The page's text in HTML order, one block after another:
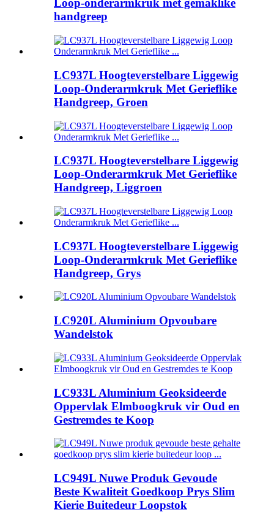
Loop-onderarmkruk met gemaklike
handgreep
LC937L Hoogteverstelbare Liggewig
Loop-Onderarmkruk Met Gerieflike
Handgreep, Groen
LC937L Hoogteverstelbare Liggewig
Loop-Onderarmkruk Met Gerieflike
Handgreep, Liggroen
LC937L Hoogteverstelbare Liggewig
Loop-Onderarmkruk Met Gerieflike
Handgreep, Grys
LC920L Aluminium Opvoubare
Wandelstok
LC933L Aluminium Geoksideerde
Oppervlak Elmboogkruk vir Oud en
Gestremdes te Koop
LC949L Nuwe Produk Gevoude
Beste Kwaliteit Goedkoop Prys Slim
Kierie Buitedeur Loopstok